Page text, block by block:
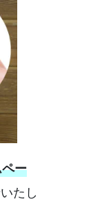
ー
たし